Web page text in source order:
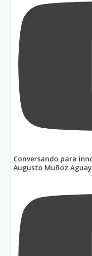
Conversando para
Augusto Muñoz